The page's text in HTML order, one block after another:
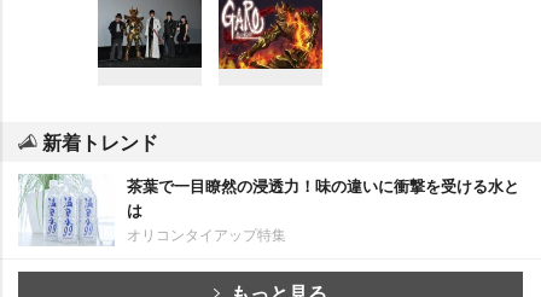
新着トレンド
茶葉で一目瞭然の浸透力！味の違いに衝撃を受ける水と
は
オリコンタイアップ特集